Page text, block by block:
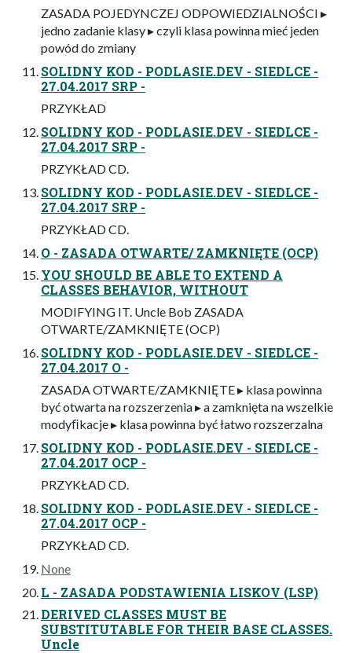
ZASADA POJEDYNCZEJ ODPOWIEDZIALNOŚCI ▸
jedno zadanie klasy ▸ czyli klasa powinna mieć jeden
powód do zmiany
SOLIDNY KOD - PODLASIE.DEV - SIEDLCE -
27.04.2017 SRP -
PRZYKŁAD
SOLIDNY KOD - PODLASIE.DEV - SIEDLCE -
27.04.2017 SRP -
PRZYKŁAD CD.
SOLIDNY KOD - PODLASIE.DEV - SIEDLCE -
27.04.2017 SRP -
PRZYKŁAD CD.
O - ZASADA OTWARTE/ ZAMKNIĘTE (OCP)
YOU SHOULD BE ABLE TO EXTEND A
CLASSES BEHAVIOR, WITHOUT
MODIFYING IT. Uncle Bob ZASADA
OTWARTE/ZAMKNIĘTE (OCP)
SOLIDNY KOD - PODLASIE.DEV - SIEDLCE -
27.04.2017 O -
ZASADA OTWARTE/ZAMKNIĘTE ▸ klasa powinna
być otwarta na rozszerzenia ▸ a zamknięta na wszelkie
modyﬁkacje ▸ klasa powinna być łatwo rozszerzalna
SOLIDNY KOD - PODLASIE.DEV - SIEDLCE -
27.04.2017 OCP -
PRZYKŁAD CD.
SOLIDNY KOD - PODLASIE.DEV - SIEDLCE -
27.04.2017 OCP -
PRZYKŁAD CD.
None
L - ZASADA PODSTAWIENIA LISKOV (LSP)
DERIVED CLASSES MUST BE
SUBSTITUTABLE FOR THEIR BASE CLASSES.
Uncle